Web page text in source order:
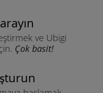
ve Ubigi
Çok basit!